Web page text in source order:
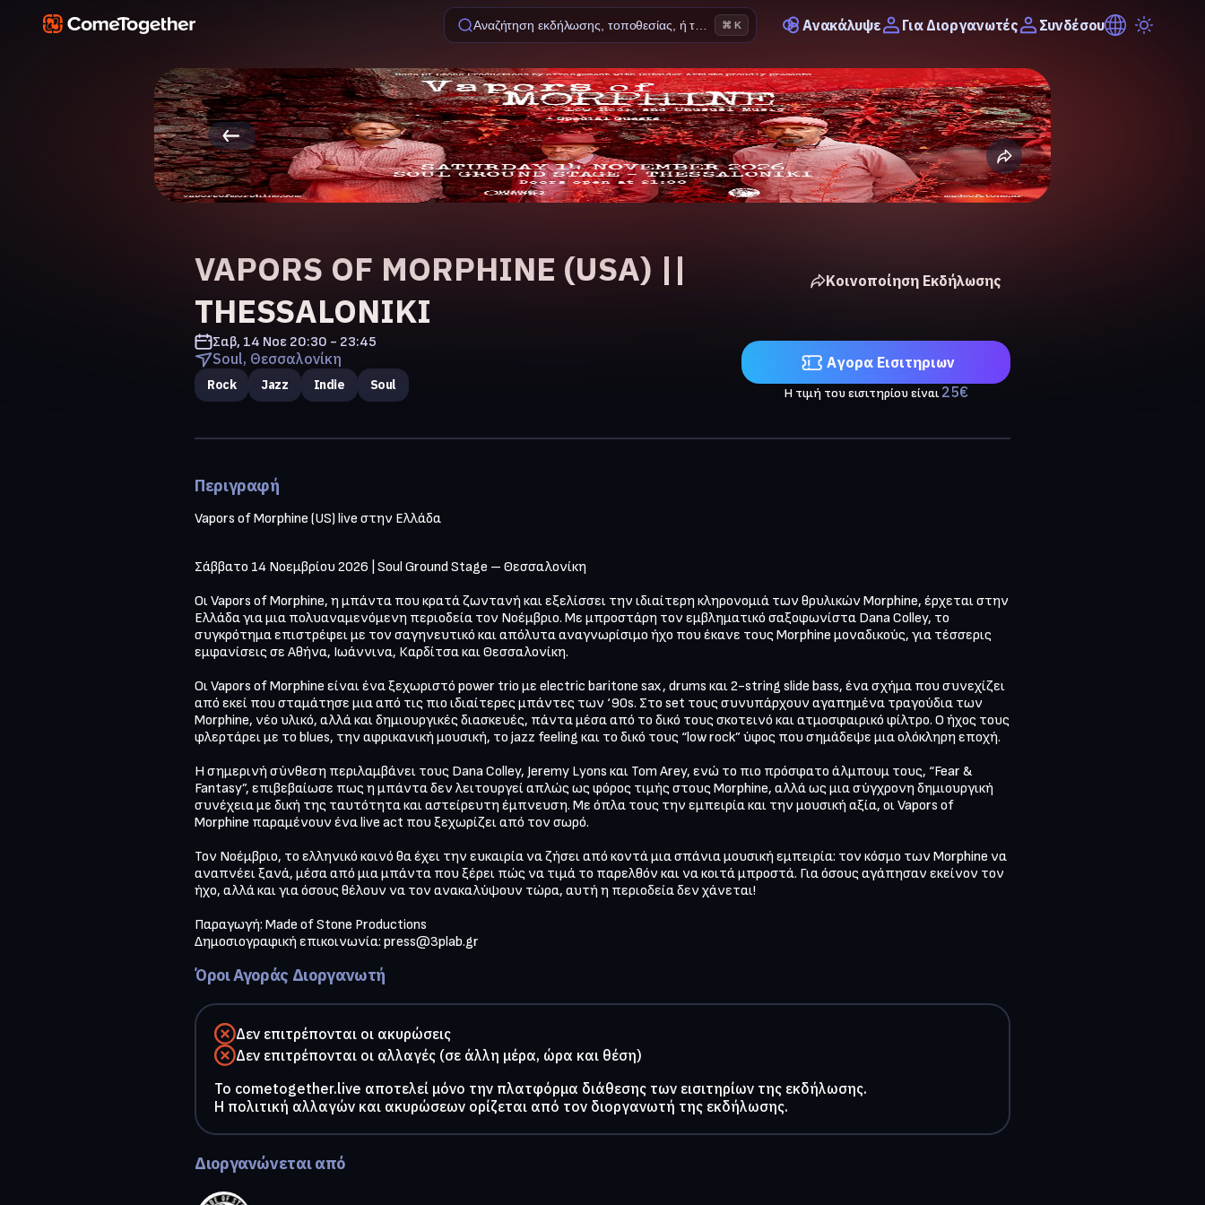
Αναζήτηση εκδήλωσης, τοποθεσίας, ή ταινίας⌘ K Ανακάλυψε Για Διοργανωτές Συνδέσου
VAPORS OF MORPHINE (USA) ||
THESSALONIKI
Σαβ, 14 Νοε 20:30 - 23:45
Soul, Θεσσαλονίκη
Rock Jazz Indie Soul
Κοινοποίηση Εκδήλωσης
Αγορα Eισιτηριων
Η τιμή του εισιτηρίου είναι 25€
Περιγραφή
Vapors of Morphine (US) live στην Ελλάδα
Σάββατο 14 Νοεμβρίου 2026 | Soul Ground Stage – Θεσσαλονίκη
Οι Vapors of Morphine, η μπάντα που κρατά ζωντανή και εξελίσσει την ιδιαίτερη κληρονομιά των θρυλικών Morphine, έρχεται στην
Ελλάδα για μια πολυαναμενόμενη περιοδεία τον Νοέμβριο. Με μπροστάρη τον εμβληματικό σαξοφωνίστα Dana Colley, το
συγκρότημα επιστρέφει με τον σαγηνευτικό και απόλυτα αναγνωρίσιμο ήχο που έκανε τους Morphine μοναδικούς, για τέσσερις
εμφανίσεις σε Αθήνα, Ιωάννινα, Καρδίτσα και Θεσσαλονίκη.
Οι Vapors of Morphine είναι ένα ξεχωριστό power trio με electric baritone sax, drums και 2-string slide bass, ένα σχήμα που συνεχίζει
από εκεί που σταμάτησε μια από τις πιο ιδιαίτερες μπάντες των ‘90s. Στο set τους συνυπάρχουν αγαπημένα τραγούδια των
Morphine, νέο υλικό, αλλά και δημιουργικές διασκευές, πάντα μέσα από το δικό τους σκοτεινό και ατμοσφαιρικό φίλτρο. Ο ήχος τους
φλερτάρει με το blues, την αφρικανική μουσική, το jazz feeling και το δικό τους “low rock” ύφος που σημάδεψε μια ολόκληρη εποχή.
Η σημερινή σύνθεση περιλαμβάνει τους Dana Colley, Jeremy Lyons και Tom Arey, ενώ το πιο πρόσφατο άλμπουμ τους, “Fear &
Fantasy”, επιβεβαίωσε πως η μπάντα δεν λειτουργεί απλώς ως φόρος τιμής στους Morphine, αλλά ως μια σύγχρονη δημιουργική
συνέχεια με δική της ταυτότητα και αστείρευτη έμπνευση. Με όπλα τους την εμπειρία και την μουσική αξία, οι Vapors of
Morphine παραμένουν ένα live act που ξεχωρίζει από τον σωρό.
Τον Νοέμβριο, το ελληνικό κοινό θα έχει την ευκαιρία να ζήσει από κοντά μια σπάνια μουσική εμπειρία: τον κόσμο των Morphine να
αναπνέει ξανά, μέσα από μια μπάντα που ξέρει πώς να τιμά το παρελθόν και να κοιτά μπροστά. Για όσους αγάπησαν εκείνον τον
ήχο, αλλά και για όσους θέλουν να τον ανακαλύψουν τώρα, αυτή η περιοδεία δεν χάνεται!
Παραγωγή: Made of Stone Productions
Δημοσιογραφική επικοινωνία: press@3plab.gr
Όροι Αγοράς Διοργανωτή
Δεν επιτρέπονται οι ακυρώσεις
Δεν επιτρέπονται οι αλλαγές (σε άλλη μέρα, ώρα και θέση)
To cometogether.live αποτελεί μόνο την πλατφόρμα διάθεσης των εισιτηρίων της εκδήλωσης.
Η πολιτική αλλαγών και ακυρώσεων ορίζεται από τον διοργανωτή της εκδήλωσης.
Διοργανώνεται από